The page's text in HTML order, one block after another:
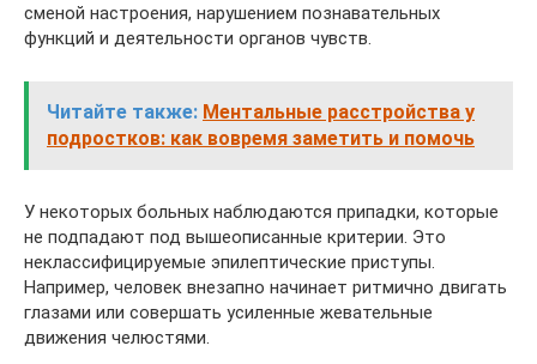
сменой настроения, нарушением познавательных
функций и деятельности органов чувств.
Читайте также: Ментальные расстройства у
подростков: как вовремя заметить и помочь
У некоторых больных наблюдаются припадки, которые
не подпадают под вышеописанные критерии. Это
неклассифицируемые эпилептические приступы.
Например, человек внезапно начинает ритмично двигать
глазами или совершать усиленные жевательные
движения челюстями.